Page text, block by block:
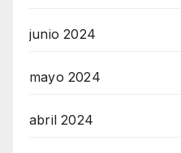
junio 2024
mayo 2024
abril 2024